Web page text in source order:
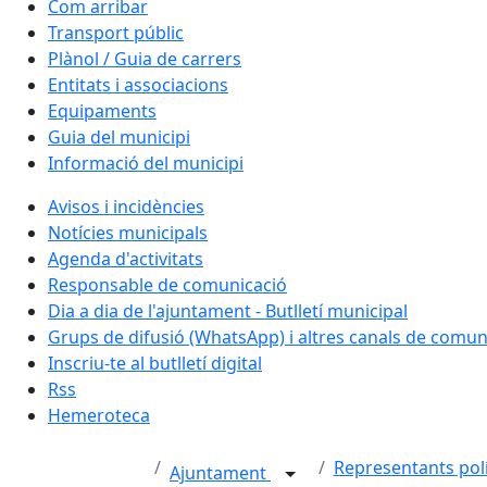
Com arribar
Transport públic
Plànol / Guia de carrers
Entitats i associacions
Equipaments
Guia del municipi
Informació del municipi
Avisos i incidències
Notícies municipals
Agenda d'activitats
Responsable de comunicació
Dia a dia de l'ajuntament - Butlletí municipal
Grups de difusió (WhatsApp) i altres canals de
Inscriu-te al butlletí digital
Rss
Hemeroteca
Ajuntament Representants